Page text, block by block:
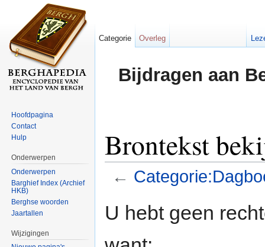
Bijdragen aan
Brontekst
←
U hebt geen
Categorie Overleg
Hoofdpagina
Contact
Hulp
Onderwerpen
Onderwerpen
Barghief Index (Archief
HKB)
Berghse woorden
Jaartallen
Wijzigingen